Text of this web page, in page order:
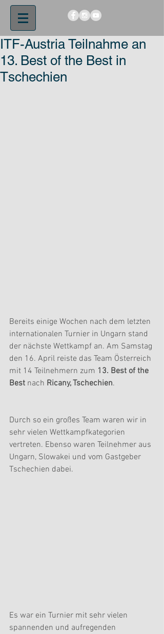
ITF-Austria Teilnahme an
13. Best of the Best in
Tschechien
Bereits einige Wochen nach dem letzten
internationalen Turnier in Ungarn stand
der nächste Wettkampf an. Am Samstag
den 16. April reiste das Team Österreich
mit 14 Teilnehmern zum 13. Best of the
Best nach Ricany, Tschechien.
Durch so ein großes Team waren wir in
sehr vielen Wettkampfkategorien
vertreten. Ebenso waren Teilnehmer aus
Ungarn, Slowakei und vom Gastgeber
Tschechien dabei.
Es war ein Turnier mit sehr vielen
spannenden und aufregenden